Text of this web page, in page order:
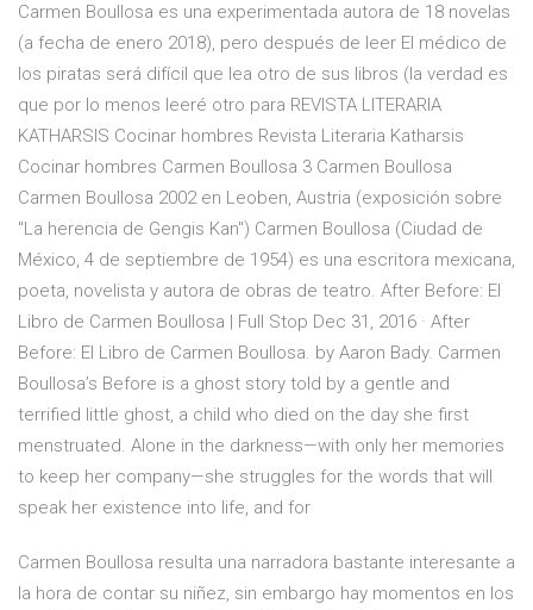
Carmen Boullosa es una experimentada autora de 18 novelas
(a fecha de enero 2018), pero después de leer El médico de
los piratas será difícil que lea otro de sus libros (la verdad es
que por lo menos leeré otro para REVISTA LITERARIA
KATHARSIS Cocinar hombres Revista Literaria Katharsis
Cocinar hombres Carmen Boullosa 3 Carmen Boullosa
Carmen Boullosa 2002 en Leoben, Austria (exposición sobre
"La herencia de Gengis Kan") Carmen Boullosa (Ciudad de
México, 4 de septiembre de 1954) es una escritora mexicana,
poeta, novelista y autora de obras de teatro. After Before: El
Libro de Carmen Boullosa | Full Stop Dec 31, 2016 · After
Before: El Libro de Carmen Boullosa. by Aaron Bady. Carmen
Boullosa’s Before is a ghost story told by a gentle and
terrified little ghost, a child who died on the day she first
menstruated. Alone in the darkness—with only her memories
to keep her company—she struggles for the words that will
speak her existence into life, and for
Carmen Boullosa resulta una narradora bastante interesante a
la hora de contar su niñez, sin embargo hay momentos en los